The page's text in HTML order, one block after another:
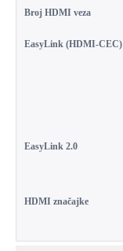
Broj HDMI veza
EasyLink (HDMI-CEC)
EasyLink 2.0
HDMI značajke